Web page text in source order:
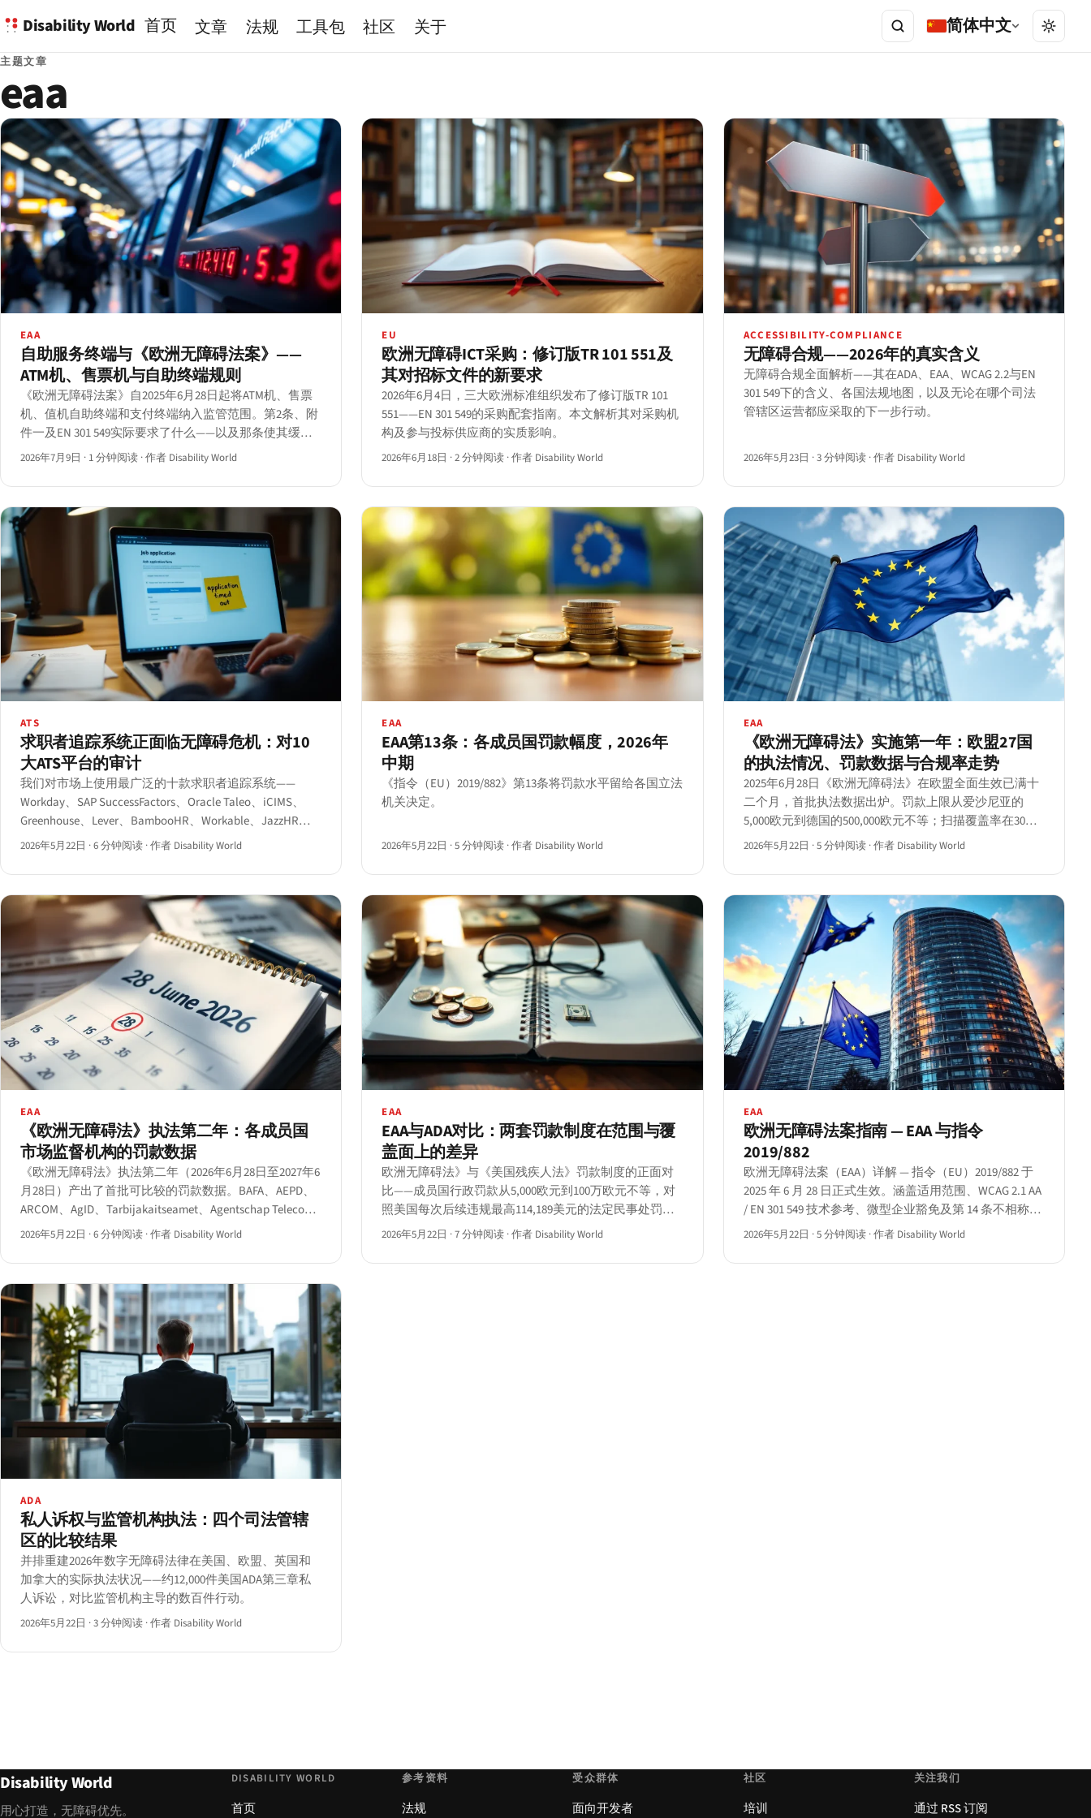
Disability World 首页 文章 法规 工具包 社区 关于 简体中文
主题文章
eaa
EAA
自助服务终端与《欧洲无障碍法案》——
ATM机、售票机与自助终端规则
《欧洲无障碍法案》自2025年6月28日起将ATM机、售票
机、值机自助终端和支付终端纳入监管范围。第2条、附
件一及EN 301 549实际要求了什么——以及那条使其缓和
的20年祖父条款。
2026年7月9日 · 1 分钟阅读 ·作者 Disability World
EU
欧洲无障碍ICT采购：修订版TR 101 551及
其对招标文件的新要求
2026年6月4日，三大欧洲标准组织发布了修订版TR 101
551——EN 301 549的采购配套指南。本文解析其对采购机
构及参与投标供应商的实质影响。
2026年6月18日 ·2 分钟阅读 ·作者 Disability World
ACCESSIBILITY-COMPLIANCE
无障碍合规——2026年的真实含义
无障碍合规全面解析——其在ADA、EAA、WCAG 2.2与EN
301 549下的含义、各国法规地图，以及无论在哪个司法
管辖区运营都应采取的下一步行动。
2026年5月23日 ·3 分钟阅读 ·作者 Disability World
ATS
求职者追踪系统正面临无障碍危机：对10
大ATS平台的审计
我们对市场上使用最广泛的十款求职者追踪系统——
Workday、SAP SuccessFactors、Oracle Taleo、iCIMS、
Greenhouse、Lever、BambooHR、Workable、JazzHR和
SmartRecruiters——的候选人端流程进行了基于axe-core
2026年5月22日 ·6 分钟阅读 ·作者 Disability World
EAA
EAA第13条：各成员国罚款幅度，2026年
中期
《指令（EU）2019/882》第13条将罚款水平留给各国立法
机关决定。
2026年5月22日 ·5 分钟阅读 ·作者 Disability World
EAA
《欧洲无障碍法》实施第一年：欧盟27国
的执法情况、罚款数据与合规率走势
2025年6月28日《欧洲无障碍法》在欧盟全面生效已满十
二个月，首批执法数据出炉。罚款上限从爱沙尼亚的
5,000欧元到德国的500,000欧元不等；扫描覆盖率在30%
至70%之间；转置进展仍不均衡。
2026年5月22日 ·5 分钟阅读 ·作者 Disability World
EAA
《欧洲无障碍法》执法第二年：各成员国
市场监督机构的罚款数据
《欧洲无障碍法》执法第二年（2026年6月28日至2027年6
月28日）产出了首批可比较的罚款数据。BAFA、AEPD、
ARCOM、AgID、Tarbijakaitseamet、Agentschap Telecom
以及新成立的比利时AIBE均已公开发布执法行动记录。
2026年5月22日 ·6 分钟阅读 ·作者 Disability World
EAA
EAA与ADA对比：两套罚款制度在范围与覆
盖面上的差异
欧洲无障碍法》与《美国残疾人法》罚款制度的正面对
比——成员国行政罚款从5,000欧元到100万欧元不等，对
照美国每次后续违规最高114,189美元的法定民事处罚及
禁令救济与律师费。
2026年5月22日 ·7 分钟阅读 ·作者 Disability World
EAA
欧洲无障碍法案指南 — EAA 与指令
2019/882
欧洲无障碍法案（EAA）详解 — 指令（EU）2019/882 于
2025 年 6 月 28 日正式生效。涵盖适用范围、WCAG 2.1 AA
/ EN 301 549 技术参考、微型企业豁免及第 14 条不相称负
担抗辩（含五年存档要求）。
2026年5月22日 ·5 分钟阅读 ·作者 Disability World
ADA
私人诉权与监管机构执法：四个司法管辖
区的比较结果
并排重建2026年数字无障碍法律在美国、欧盟、英国和
加拿大的实际执法状况——约12,000件美国ADA第三章私
人诉讼，对比监管机构主导的数百件行动。
2026年5月22日 ·3 分钟阅读 ·作者 Disability World
Disability World
用心打造，无障碍优先。
DISABILITY WORLD
首页
参考资料
法规
受众群体
面向开发者
社区
培训
关注我们
通过 RSS 订阅